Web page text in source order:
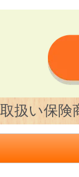
扱い保険